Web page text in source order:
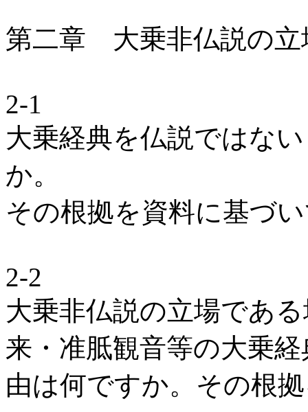
第二章 大乗非仏説の立
2-1
大乗経典を仏説ではな
か。
その根拠を資料に基づ
2-2
大乗非仏説の立場であ
来・准胝観音等の大乗
由は何ですか。その根